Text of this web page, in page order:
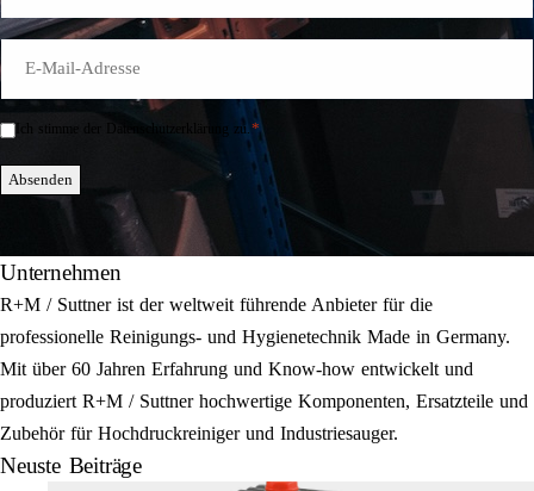
Mail
Einwilligung
Ich stimme der Datenschutzerklärung zu.*
Absenden
Unternehmen
R+M / Suttner ist der weltweit führende Anbieter für die
professionelle Reinigungs- und Hygienetechnik Made in Germany.
Mit über 60 Jahren Erfahrung und Know-how entwickelt und
produziert R+M / Suttner hochwertige Komponenten, Ersatzteile und
Zubehör für Hochdruckreiniger und Industriesauger.
Neuste Beiträge